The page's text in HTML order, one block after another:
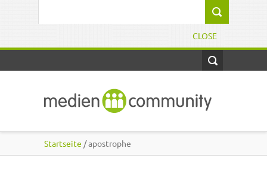
CLOSE
Startseite / apostrophe